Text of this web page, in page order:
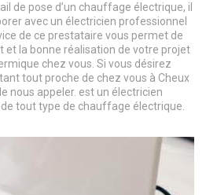
de pose d’un chauffage électrique, il
avec un électricien professionnel
de ce prestataire vous permet de
et la bonne réalisation de votre projet
chez vous. Si vous désirez
tout proche de chez vous à Cheux
nous appeler. est un électricien
tout type de chauffage électrique.